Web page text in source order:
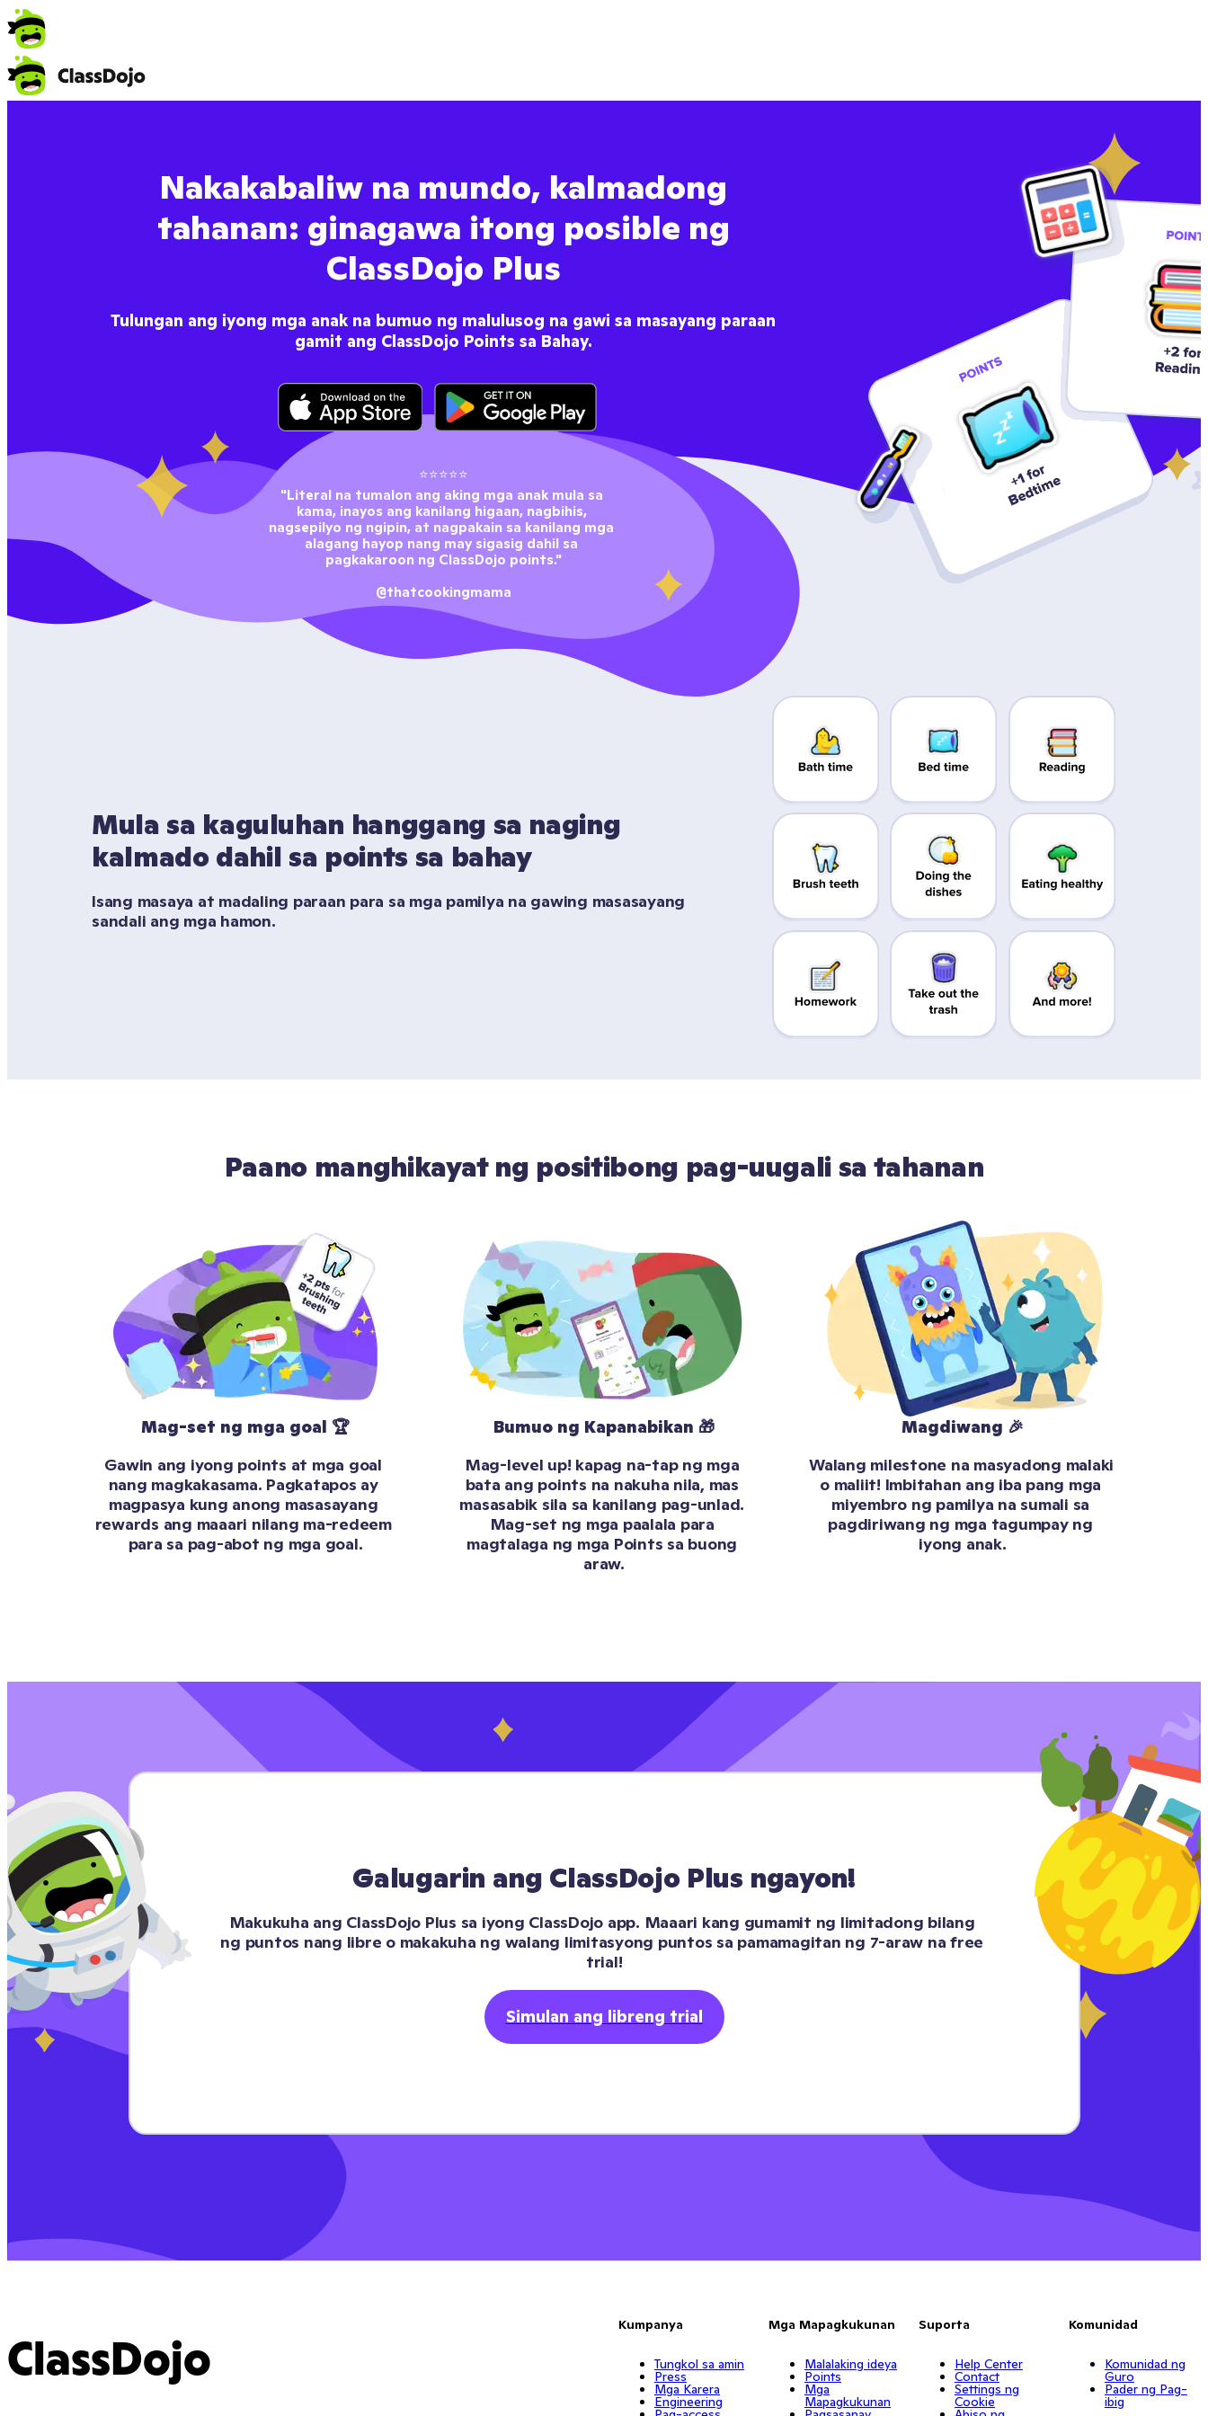
Nakakabaliw na mundo, kalmadong
tahanan: ginagawa itong posible ng
ClassDojo Plus
Tulungan ang iyong mga anak na bumuo ng malulusog na gawi sa masayang paraan
gamit ang ClassDojo Points sa Bahay.
⭐⭐⭐⭐⭐
"Literal na tumalon ang aking mga anak mula sa
kama, inayos ang kanilang higaan, nagbihis,
nagsepilyo ng ngipin, at nagpakain sa kanilang mga
alagang hayop nang may sigasig dahil sa
pagkakaroon ng ClassDojo points."
@thatcookingmama
Mula sa kaguluhan hanggang sa naging
kalmado dahil sa points sa bahay
Isang masaya at madaling paraan para sa mga pamilya na gawing masasayang
sandali ang mga hamon.
Paano manghikayat ng positibong pag-uugali sa tahanan
Mag-set ng mga goal 🏆
Gawin ang iyong points at mga goal
nang magkakasama. Pagkatapos ay
magpasya kung anong masasayang
rewards ang maaari nilang ma-redeem
para sa pag-abot ng mga goal.
Bumuo ng Kapanabikan 🎁
Mag-level up! kapag na-tap ng mga
bata ang points na nakuha nila, mas
masasabik sila sa kanilang pag-unlad.
Mag-set ng mga paalala para
magtalaga ng mga Points sa buong
araw.
Magdiwang 🎉
Walang milestone na masyadong malaki
o maliit! Imbitahan ang iba pang mga
miyembro ng pamilya na sumali sa
pagdiriwang ng mga tagumpay ng
iyong anak.
Galugarin ang ClassDojo Plus ngayon!
Makukuha ang ClassDojo Plus sa iyong ClassDojo app. Maaari kang gumamit ng limitadong bilang
ng puntos nang libre o makakuha ng walang limitasyong puntos sa pamamagitan ng 7-araw na free
trial!
Simulan ang libreng trial
ClassDojo
Kumpanya
Tungkol sa amin
Press
Mga Karera
Engineering
Mga Mapagkukunan
Malalaking ideya
Points
Mga
Mapagkukunan
Suporta
Help Center
Contact
Settings ng
Cookie
Komunidad
Komunidad ng
Guro
Pader ng Pag-
ibig